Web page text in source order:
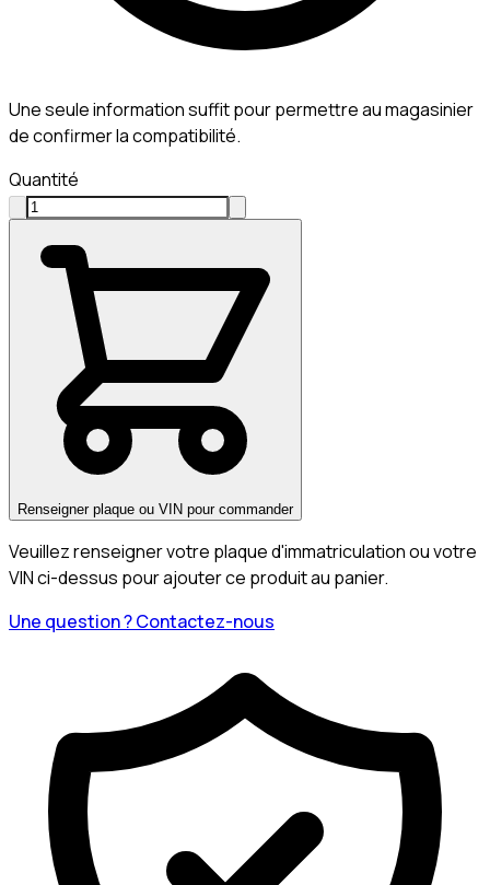
Une seule information suffit pour permettre au magasinier
de confirmer la compatibilité.
Quantité
Renseigner plaque ou VIN pour commander
Veuillez renseigner votre plaque d'immatriculation ou votre
VIN ci-dessus pour ajouter ce produit au panier.
Une question ? Contactez-nous